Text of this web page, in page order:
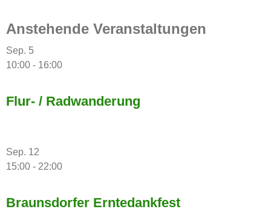
Anstehende Veranstaltungen
Sep. 5
10:00 - 16:00
Flur- / Radwanderung
Sep. 12
15:00 - 22:00
Braunsdorfer Erntedankfest